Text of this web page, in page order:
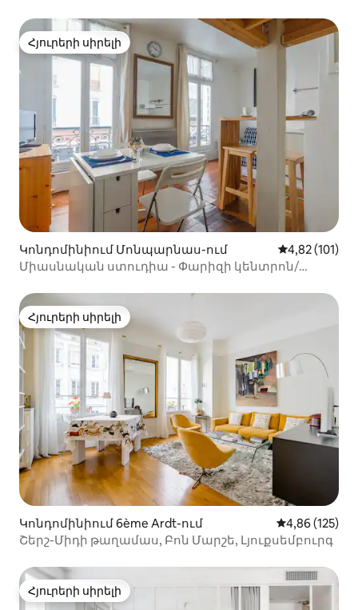
Հյուրերի սիրելի
Հյուրերի սիրելի
Կոնդոմինիում Մոնպարնաս-ում Միջին
4,82 (101)
Միասնական ստուդիա - Փարիզի կենտրոն/
Հյուրերի սիրելի
Հյուրերի սիրելի
Կոնդոմինիում 6ème Ardt-ում Միջին
4,86 (125)
Շերշ-Միդի թաղամաս, Բոն Մարշե, Լյուքսեմբուրգ
Հյուրերի սիրելի
Հյուրերի սիրելի